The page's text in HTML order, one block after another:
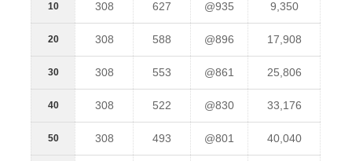
10 308 627 @935 9,350
20 308 588 @896 17,908
30 308 553 @861 25,806
40 308 522 @830 33,176
50 308 493 @801 40,040